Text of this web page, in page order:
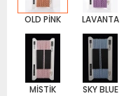
OLD PİNK LAVANTA
MİSTİK SKY BLUE